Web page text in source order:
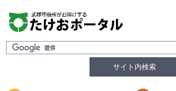
サイト内検索